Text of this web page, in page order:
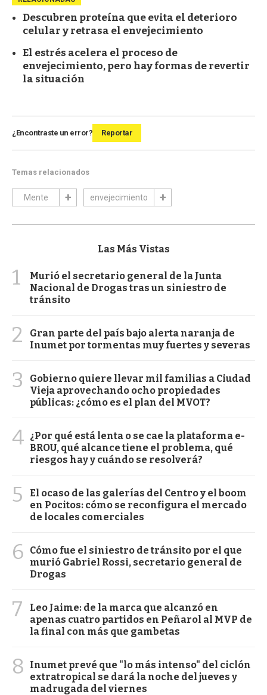
Descubren proteína que evita el deterioro
celular y retrasa el envejecimiento
El estrés acelera el proceso de
envejecimiento, pero hay formas de revertir
la situación
¿Encontraste un error? Reportar
Temas relacionados
Mente envejecimiento
Las Más Vistas
1
Murió el secretario general de la Junta
Nacional de Drogas tras un siniestro de
tránsito
2
Gran parte del país bajo alerta naranja de
Inumet por tormentas muy fuertes y severas
3
Gobierno quiere llevar mil familias a Ciudad
Vieja aprovechando ocho propiedades
públicas: ¿cómo es el plan del MVOT?
4 ¿Por qué está lenta o se cae la plataforma e-
BROU, qué alcance tiene el problema, qué
riesgos hay y cuándo se resolverá?
5
El ocaso de las galerías del Centro y el boom
en Pocitos: cómo se reconfigura el mercado
de locales comerciales
6
Cómo fue el siniestro de tránsito por el que
murió Gabriel Rossi, secretario general de
Drogas
7
Leo Jaime: de la marca que alcanzó en
apenas cuatro partidos en Peñarol al MVP de
la final con más que gambetas
8
Inumet prevé que "lo más intenso" del ciclón
extratropical se dará la noche del jueves y
madrugada del viernes